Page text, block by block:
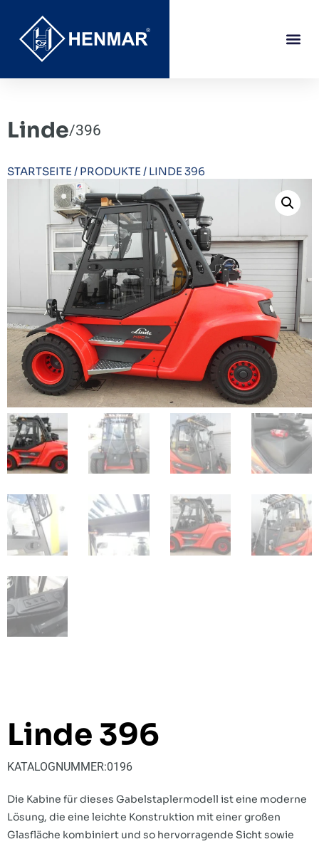
Linde/396
STARTSEITE / PRODUKTE / LINDE 396
Linde 396
KATALOGNUMMER:0196
Die Kabine für dieses Gabelstaplermodell ist eine moderne
Lösung, die eine leichte Konstruktion mit einer großen
Glasfläche kombiniert und so hervorragende Sicht sowie